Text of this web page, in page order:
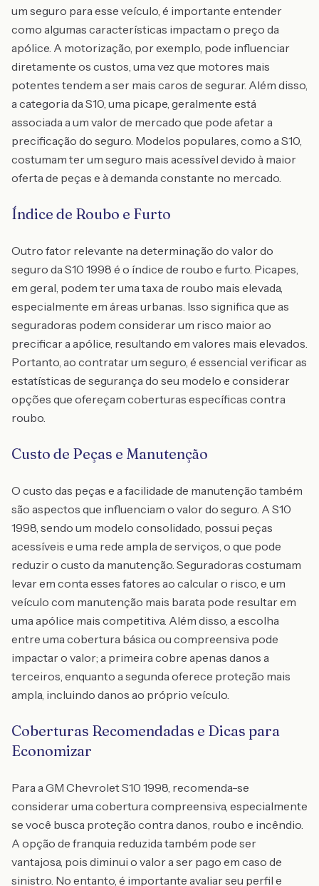
um seguro para esse veículo, é importante entender
como algumas características impactam o preço da
apólice. A motorização, por exemplo, pode influenciar
diretamente os custos, uma vez que motores mais
potentes tendem a ser mais caros de segurar. Além disso,
a categoria da S10, uma picape, geralmente está
associada a um valor de mercado que pode afetar a
precificação do seguro. Modelos populares, como a S10,
costumam ter um seguro mais acessível devido à maior
oferta de peças e à demanda constante no mercado.
Índice de Roubo e Furto
Outro fator relevante na determinação do valor do
seguro da S10 1998 é o índice de roubo e furto. Picapes,
em geral, podem ter uma taxa de roubo mais elevada,
especialmente em áreas urbanas. Isso significa que as
seguradoras podem considerar um risco maior ao
precificar a apólice, resultando em valores mais elevados.
Portanto, ao contratar um seguro, é essencial verificar as
estatísticas de segurança do seu modelo e considerar
opções que ofereçam coberturas específicas contra
roubo.
Custo de Peças e Manutenção
O custo das peças e a facilidade de manutenção também
são aspectos que influenciam o valor do seguro. A S10
1998, sendo um modelo consolidado, possui peças
acessíveis e uma rede ampla de serviços, o que pode
reduzir o custo da manutenção. Seguradoras costumam
levar em conta esses fatores ao calcular o risco, e um
veículo com manutenção mais barata pode resultar em
uma apólice mais competitiva. Além disso, a escolha
entre uma cobertura básica ou compreensiva pode
impactar o valor; a primeira cobre apenas danos a
terceiros, enquanto a segunda oferece proteção mais
ampla, incluindo danos ao próprio veículo.
Coberturas Recomendadas e Dicas para
Economizar
Para a GM Chevrolet S10 1998, recomenda-se
considerar uma cobertura compreensiva, especialmente
se você busca proteção contra danos, roubo e incêndio.
A opção de franquia reduzida também pode ser
vantajosa, pois diminui o valor a ser pago em caso de
sinistro. No entanto, é importante avaliar seu perfil e